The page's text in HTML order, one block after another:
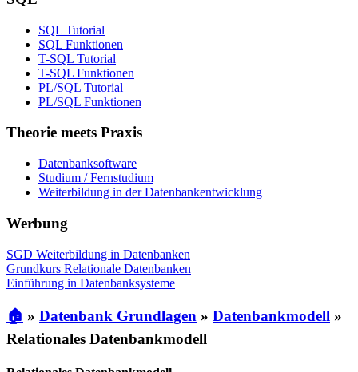
SQL Tutorial
SQL Funktionen
T-SQL Tutorial
T-SQL Funktionen
PL/SQL Tutorial
PL/SQL Funktionen
Theorie meets Praxis
Datenbanksoftware
Studium / Fernstudium
Weiterbildung in der Datenbankentwicklung
Werbung
SGD Weiterbildung in Datenbanken
Grundkurs Relationale Datenbanken
Einführung in Datenbanksysteme
🏠 » Datenbank Grundlagen » Datenbankmodell »
Relationales Datenbankmodell